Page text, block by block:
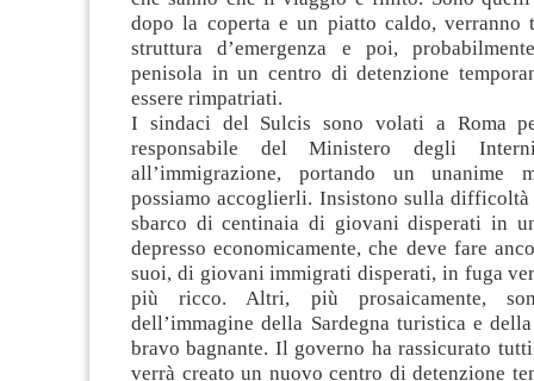
dopo la coperta e un piatto caldo, verranno
struttura d’emergenza e poi,
penisola in un centro di detenzione
essere rimpatriati.
I sindaci del Sulcis sono volati a Roma
responsabile del Ministero degli
all’immigrazione, portando un unanime
possiamo accoglierli. Insistono sulla
sbarco di centinaia di giovani disperati in
depresso economicamente, che deve fare
suoi, di giovani immigrati disperati, in fuga
più ricco. Altri, più prosaicamente,
dell’immagine della Sardegna turistica e
bravo bagnante. Il governo ha rassicurato
verrà creato un nuovo centro di detenzione